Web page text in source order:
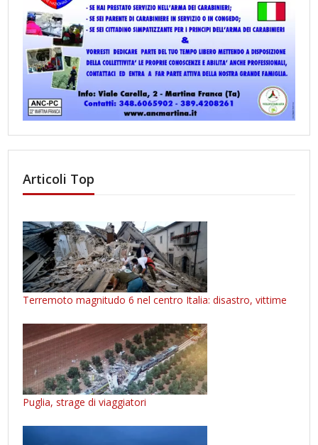
Articoli Top
Terremoto magnitudo 6 nel centro Italia: disastro, vittime
Puglia, strage di viaggiatori